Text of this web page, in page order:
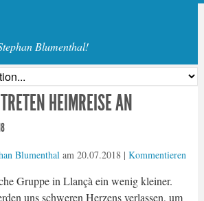
Blumenthal!
HEIMREISE AN
Blumenthalam 20.07.2018| Kommentieren
Gruppe in Llançà ein wenig kleiner.
uns schweren Herzens verlassen, um